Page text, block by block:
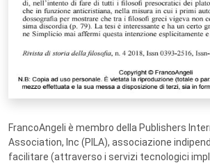
FrancoAngeli è membro della Publishers
Association, Inc (PILA), associazione
facilitare (attraverso i servizi tecnologici